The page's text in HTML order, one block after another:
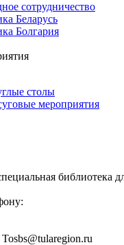
сотрудничество
Беларусь
Болгария
столы
мероприятия